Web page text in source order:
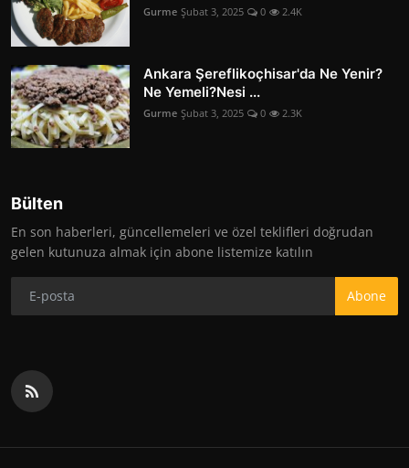
Gurme Şubat 3, 2025 0 2.4K
Ankara Şereflikoçhisar'da Ne Yenir?
Ne Yemeli?Nesi ...
Gurme Şubat 3, 2025 0 2.3K
Bülten
En son haberleri, güncellemeleri ve özel teklifleri doğrudan
gelen kutunuza almak için abone listemize katılın
Abone